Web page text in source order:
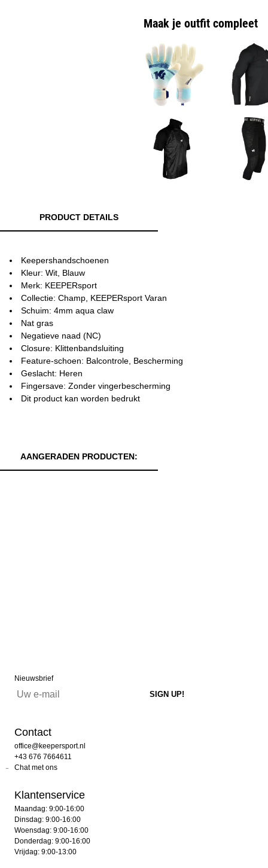
Maak je outfit compleet
PRODUCT DETAILS
Keepershandschoenen
Kleur: Wit, Blauw
Merk: KEEPERsport
Collectie: Champ, KEEPERsport Varan
Schuim: 4mm aqua claw
Nat gras
Negatieve naad (NC)
Closure: Klittenbandsluiting
Feature-schoen: Balcontrole, Bescherming
Geslacht: Heren
Fingersave: Zonder vingerbescherming
Dit product kan worden bedrukt
AANGERADEN PRODUCTEN:
Nieuwsbrief
Contact
office@keepersport.nl
+43 676 7664611
Chat met ons
Klantenservice
Maandag: 9:00-16:00
Dinsdag: 9:00-16:00
Woensdag: 9:00-16:00
Donderdag: 9:00-16:00
Vrijdag: 9:00-13:00